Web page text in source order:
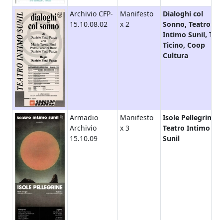
Archivio CFP-
15.10.08.02
Manifesto
x 2
Dialoghi col
Sonno, Teatro
Intimo Sunil,
Ticino, Coop
Cultura
Armadio
Archivio
15.10.09
Manifesto
x 3
Isole Pellegrine,
Teatro Intimo
Sunil